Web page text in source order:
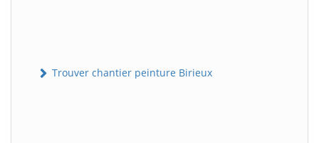
Trouver chantier peinture Birieux